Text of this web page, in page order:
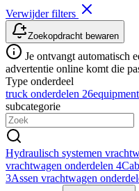
Verwijder filters
Zoekopdracht bewaren
Je ontvangt automatisch
advertentie online komt die
Type onderdeel
truck onderdelen 26
subcategorie
Hydraulisch systemen
vrachtwagen onderdelen 4
3Assen vrachtwagen